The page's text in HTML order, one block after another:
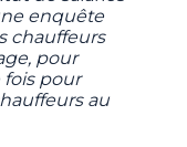
enquête
chauffeurs
pour
pour
au